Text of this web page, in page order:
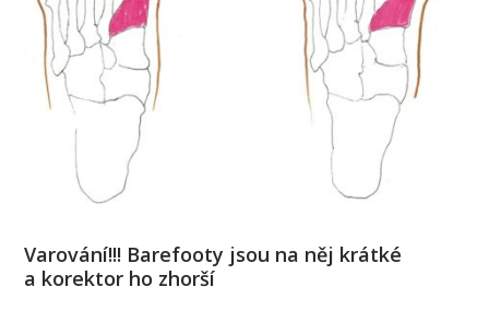
Varování!!! Barefooty jsou na něj krátké
a korektor ho zhorší